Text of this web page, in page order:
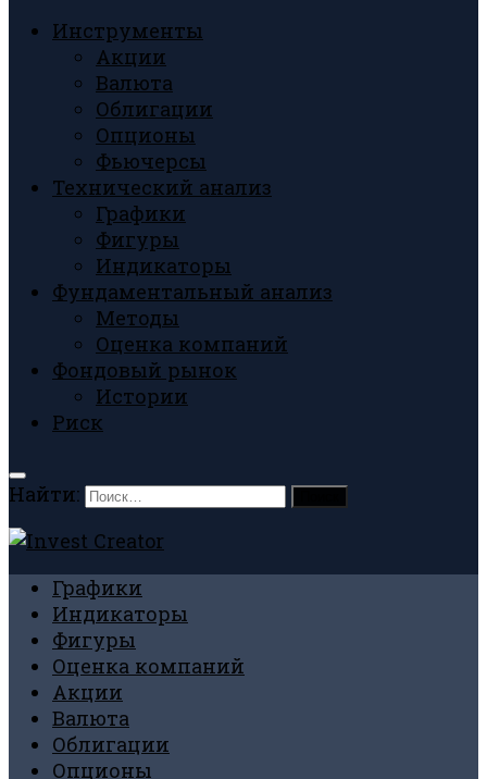
Инструменты
Акции
Валюта
Облигации
Опционы
Фьючерсы
Технический анализ
Графики
Фигуры
Индикаторы
Фундаментальный анализ
Методы
Оценка компаний
Фондовый рынок
Истории
Риск
Найти:
Графики
Индикаторы
Фигуры
Оценка компаний
Акции
Валюта
Облигации
Опционы